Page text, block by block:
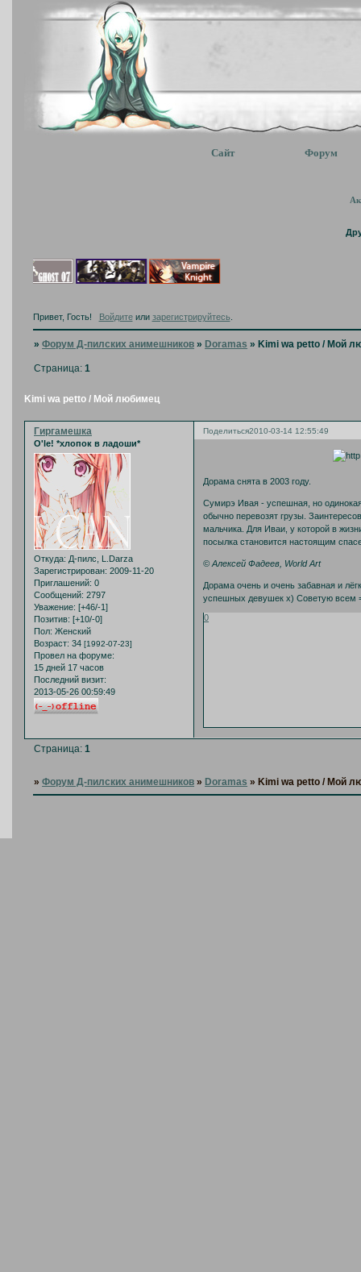
Сайт Форум
Привет, Гость! Войдитеили зарегистрируйтесь
»Форум Д-пилских анимешников » Doramas »Kimi wa petto / Мой
Kimi wa petto / Мой любимец
Страница:1
Поделиться2010-03-14 12:55:49
Гиргамешка
O'le! *хлопок в ладоши*
Откуда: Д-пилс, L.Darza
Зарегистрирован: 2009-11-20
Приглашений: 0
Сообщений: 2797
Уважение: [+46/-1]
Позитив: [+10/-0]
Пол: Женский
Возраст: 34 [1992-07-23]
Провел на форуме:
15 дней 17 часов
Последний визит:
2013-05-26 00:59:49
Дорама снята в 2003 году.
Сумирэ Ивая - успешная, но одинокая
обычно перевозят грузы.
мальчика. Для Иваи, у которой в
посылка становится настоящим
© Алексей Фадеев, World Art
Дорама очень и очень забавная и
успешных девушек х) Советую всем
0
Страница:1
»Форум Д-пилских анимешников » Doramas » Kimi wa petto / Мой